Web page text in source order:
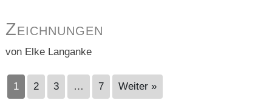
Zeichnungen
von Elke Langanke
1 2 3 … 7 Weiter »